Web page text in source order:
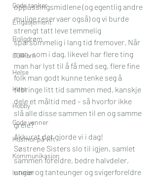
Gode tanker
Engasjement
Boligdrøm
Gullkorn
Helse
Høst
Hobby
Gode venner
Husmor på vift
Kommunikasjon
Interiør
oppussingsmidlene (og egentlig andre
mulige reservaer også) og vi burde
strengt tatt leve temmelig
sparsommelig i lang tid fremover. Når
man, som i dag, likevel har flere ting
man har lyst til å få med seg, flere fine
folk man godt kunne tenke seg å
tilbringe litt tid sammen med, kanskje
dele et måltid med – så hvorfor ikke
slå alle disse sammen til en og samme
greie?
Akkurat det gjorde vi i dag!
Søstrene Sisters slo til igjen, samlet
sammen foreldre, bedre halvdeler,
unger og tanteunger og svigerforeldre